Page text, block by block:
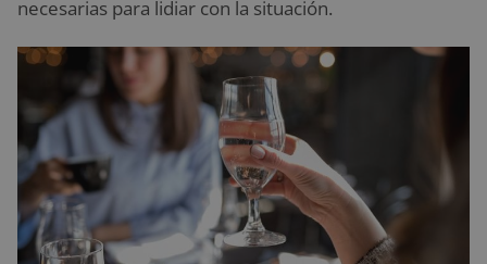
necesarias para lidiar con la situación.